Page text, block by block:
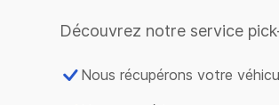
Découvrez notre service
Nous récupérons votre